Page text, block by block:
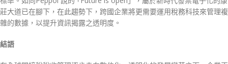
莊大道已在腳下，在此趨勢下，跨國企業將更需要運用稅務科技來管理複
雜的數據，以提升資訊揭露之透明度。
結語